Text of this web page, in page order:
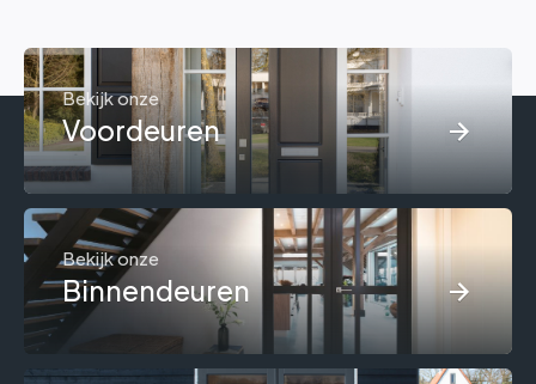
Bekijk onze
Voordeuren
Bekijk onze
Binnendeuren